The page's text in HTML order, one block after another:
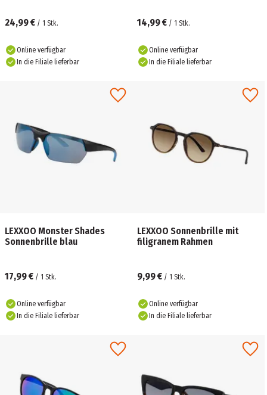
24,99 € / 1 Stk.
Online verfügbar
In die Filiale lieferbar
14,99 € / 1 Stk.
Online verfügbar
In die Filiale lieferbar
LEXXOO Monster Shades
Sonnenbrille blau
17,99 € / 1 Stk.
Online verfügbar
In die Filiale lieferbar
LEXXOO Sonnenbrille mit
filigranem Rahmen
9,99 € / 1 Stk.
Online verfügbar
In die Filiale lieferbar